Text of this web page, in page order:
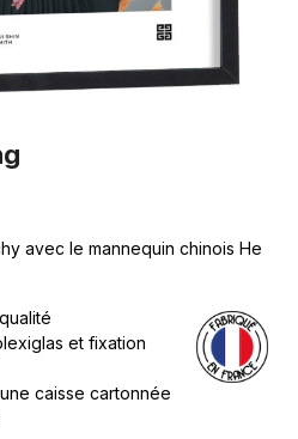
avec le mannequin chinois He
et fixation
caisse cartonnée